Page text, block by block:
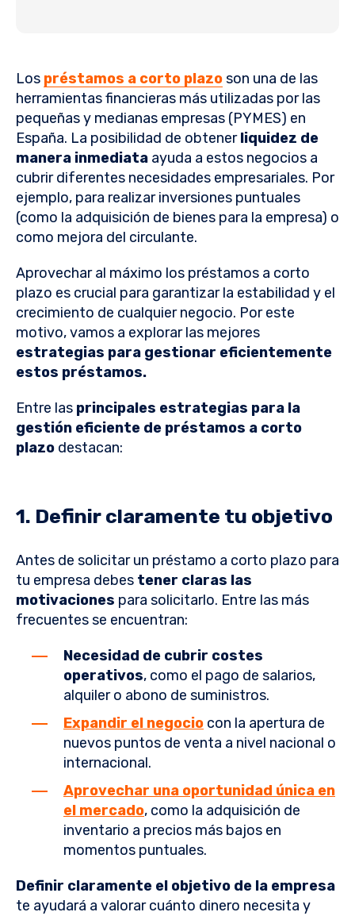
Los préstamos a corto plazoson una de las
herramientas financieras más utilizadas por las
pequeñas y medianas empresas (PYMES) en
España. La posibilidad de obtenerliquidez de
manera inmediata ayuda a estos negocios a
cubrir diferentes necesidades empresariales. Por
ejemplo, para realizar inversiones puntuales
(como la adquisición de bienes para la empresa) o
como mejora del circulante.
Aprovechar al máximo los préstamos a corto
plazo es crucial para garantizar la estabilidad y el
crecimiento de cualquier negocio. Por este
motivo, vamos a explorar las mejores
estrategias para gestionar eficientemente
estos préstamos.
Entre las principales estrategias para la
gestión eficiente de préstamos a corto
plazo destacan:
1. Definir claramente tu objetivo
Antes de solicitar un préstamo a corto plazo para
tu empresa debes tener claras las
motivaciones para solicitarlo. Entre las más
frecuentes se encuentran:
Necesidad de cubrir costes
operativos, como el pago de salarios,
alquiler o abono de suministros.
Expandir el negocio con la apertura de
nuevos puntos de venta a nivel nacional o
internacional.
Aprovechar una oportunidad única en
el mercado, como la adquisición de
inventario a precios más bajos en
momentos puntuales.
Definir claramente el objetivo de la empresa
te ayudará a valorar cuánto dinero necesita y